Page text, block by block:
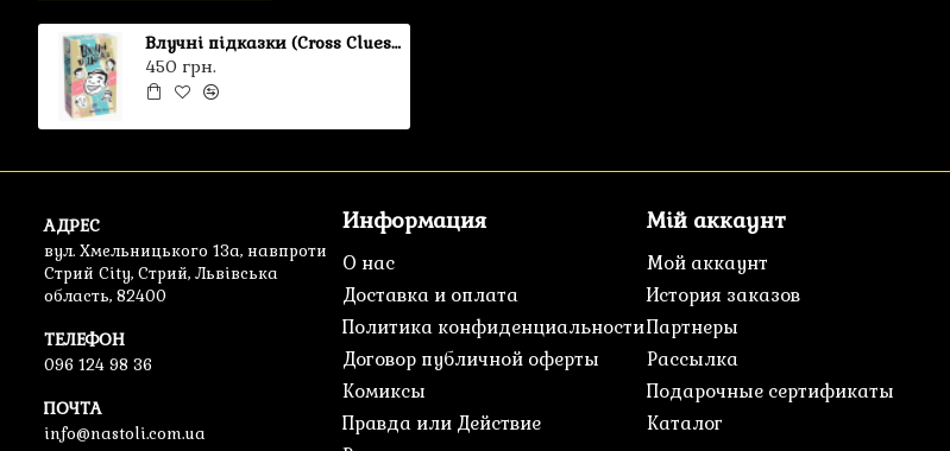
Влучні підказки (Cross Clues) УЦІНКА UA
450 грн.
АДРЕС
вул. Хмельницького 13а, навпроти
Стрий City, Стрий, Львівська
область, 82400
ТЕЛЕФОН
096 124 98 36
ПОЧТА
info@nastoli.com.ua
Информация
О нас
Доставка и оплата
Политика конфиденциальности
Договор публичной оферты
Комиксы
Правда или Действие
Мій аккаунт
Мой аккаунт
История заказов
Партнеры
Рассылка
Подарочные сертификаты
Каталог